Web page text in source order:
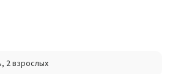
, 2 взрослых